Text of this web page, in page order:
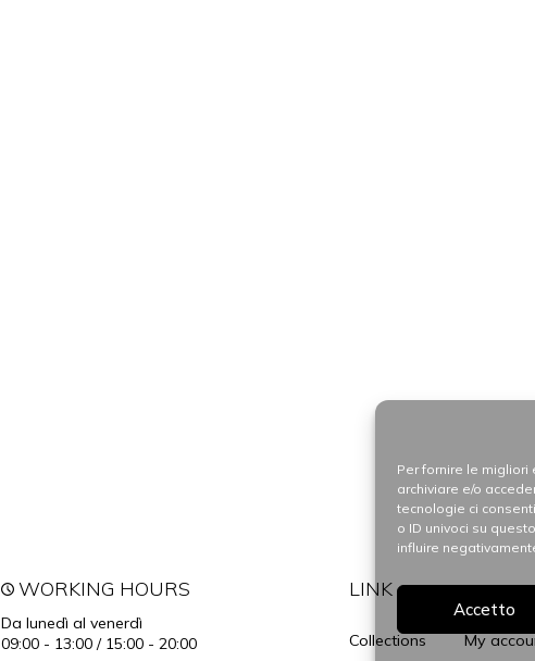
Per fornire le
archiviare e/o
tecnologie ci
o ID univoci su
influire
Accetto
WORKING HOURS
Da lunedì al venerdì
09:00 - 13:00 / 15:00 - 20:00
LINK
Collections
My